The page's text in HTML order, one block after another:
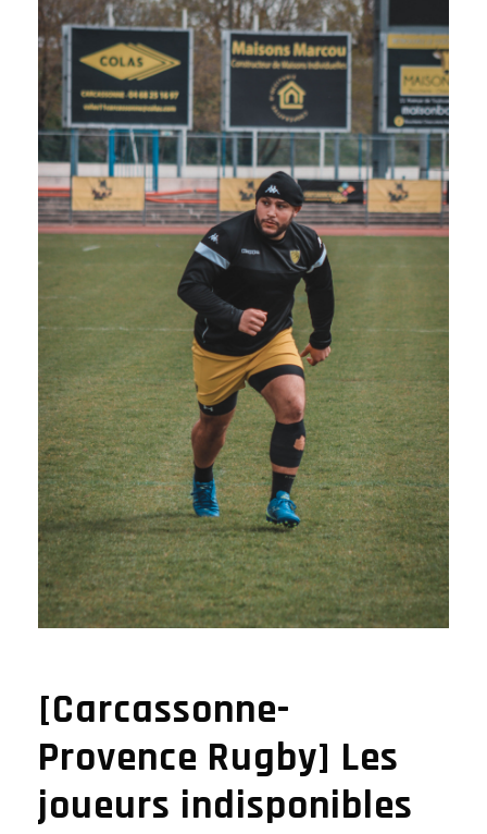
[Carcassonne-
Provence Rugby] Les
joueurs indisponibles